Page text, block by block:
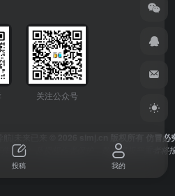
关注公众号
© 2026 simj.cn 版权所有 仿冒必
法》及授权作者保护，数据侵权严重者将
投稿 我的